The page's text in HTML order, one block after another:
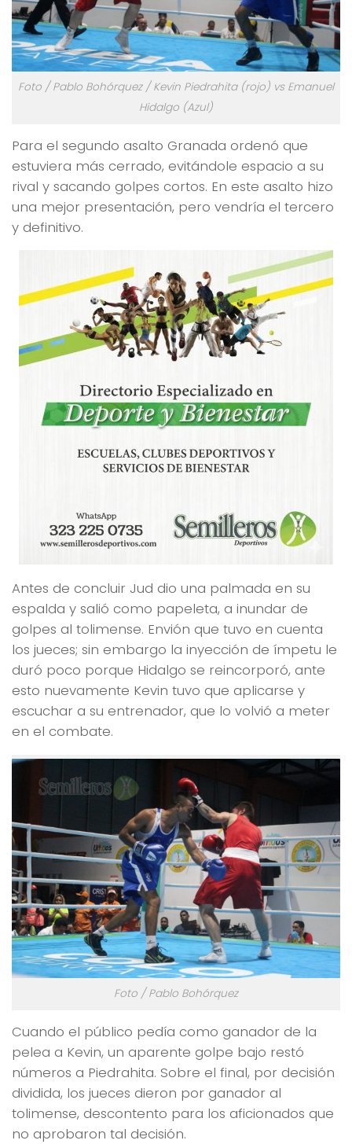
Foto / Pablo Bohórquez / Kevin Piedrahita (rojo) vs Emanuel
Hidalgo (Azul)
Para el segundo asalto Granada ordenó que
estuviera más cerrado, evitándole espacio a su
rival y sacando golpes cortos. En este asalto hizo
una mejor presentación, pero vendría el tercero
y definitivo.
Antes de concluir Jud dio una palmada en su
espalda y salió como papeleta, a inundar de
golpes al tolimense. Envión que tuvo en cuenta
los jueces; sin embargo la inyección de ímpetu le
duró poco porque Hidalgo se reincorporó, ante
esto nuevamente Kevin tuvo que aplicarse y
escuchar a su entrenador, que lo volvió a meter
en el combate.
Foto / Pablo Bohórquez
Cuando el público pedía como ganador de la
pelea a Kevin, un aparente golpe bajo restó
números a Piedrahita. Sobre el final, por decisión
dividida, los jueces dieron por ganador al
tolimense, descontento para los aficionados que
no aprobaron tal decisión.